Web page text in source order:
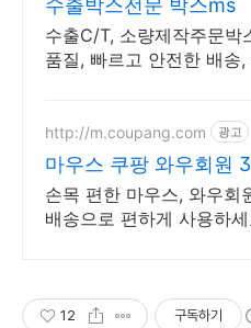
수출박스전문 박스ms
수출C/T, 소량제작주문박
품질, 빠르고 안전한 배송,
http://m.coupang.com 광고
마우스 쿠팡 와우회원
료반품
손목 편한 마우스, 와우회
배송으로 편하게 사용하
12 구독하기